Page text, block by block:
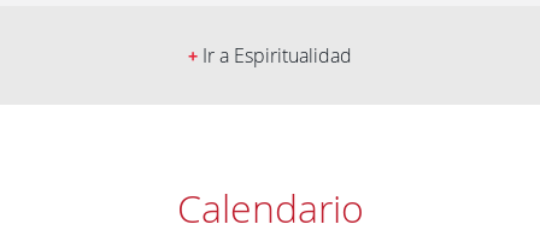
+ Ir a Espiritualidad
Calendario